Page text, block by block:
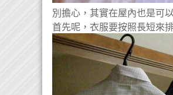
別擔心，其實在屋內也是可
首先呢，衣服要按照長短來